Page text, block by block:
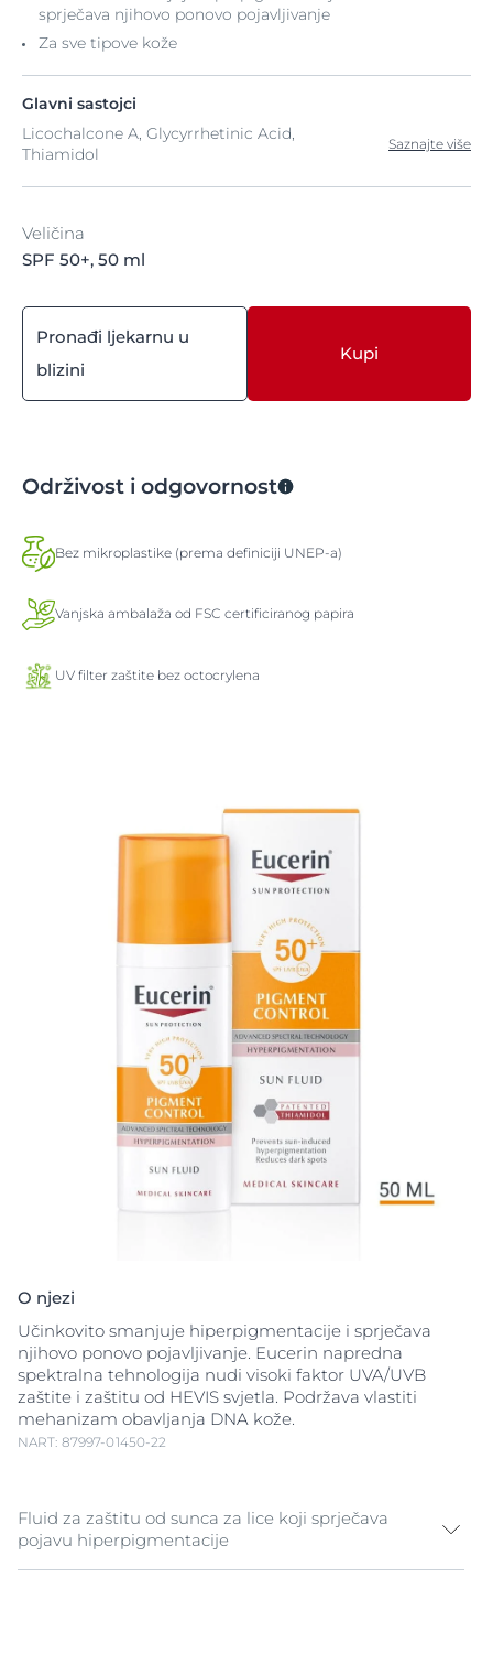
sprječava njihovo ponovo pojavljivanje
Za sve tipove kože
Glavni sastojci
Licochalcone A, Glycyrrhetinic Acid,
Thiamidol
Saznajte više
Veličina
SPF 50+, 50 ml
Pronađi ljekarnu u
blizini
Kupi
Održivost i odgovornost
Bez mikroplastike (prema definiciji UNEP-a)
Vanjska ambalaža od FSC certificiranog papira
UV filter zaštite bez octocrylena
O njezi
Učinkovito smanjuje hiperpigmentacije i sprječava
njihovo ponovo pojavljivanje. Eucerin napredna
spektralna tehnologija nudi visoki faktor UVA/UVB
zaštite i zaštitu od HEVIS svjetla. Podržava vlastiti
mehanizam obavljanja DNA kože.
NART: 87997-01450-22
Fluid za zaštitu od sunca za lice koji sprječava
pojavu hiperpigmentacije